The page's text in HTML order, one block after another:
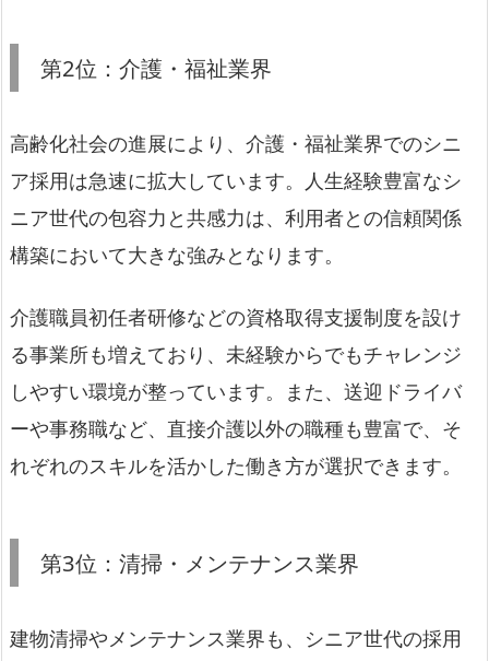
第2位：介護・福祉業界
高齢化社会の進展により、介護・福祉業界でのシニ
ア採用は急速に拡大しています。人生経験豊富なシ
ニア世代の包容力と共感力は、利用者との信頼関係
構築において大きな強みとなります。
介護職員初任者研修などの資格取得支援制度を設け
る事業所も増えており、未経験からでもチャレンジ
しやすい環境が整っています。また、送迎ドライバ
ーや事務職など、直接介護以外の職種も豊富で、そ
れぞれのスキルを活かした働き方が選択できます。
第3位：清掃・メンテナンス業界
建物清掃やメンテナンス業界も、シニア世代の採用